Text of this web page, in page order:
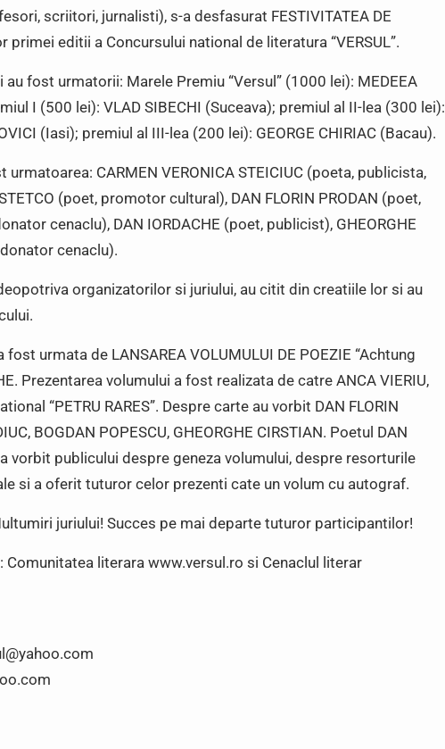
scriitori, jurnalisti), s-a desfasurat FESTIVITATEA DE
primei editii a Concursului national de literatura “VERSUL”.
au fost urmatorii: Marele Premiu “Versul” (1000 lei): MEDEEA
I (500 lei): VLAD SIBECHI (Suceava); premiul al II-lea (300 lei):
(Iasi); premiul al III-lea (200 lei): GEORGE CHIRIAC (Bacau).
CARMEN VERONICA STEICIUC (poeta, publicista,
(poet, promotor cultural), DAN FLORIN PRODAN (poet,
cenaclu), DAN IORDACHE (poet, publicist), GHEORGHE
cenaclu).
organizatorilor si juriului, au citit din creatiile lor si au
urmata de LANSAREA VOLUMULUI DE POEZIE “Achtung
Prezentarea volumului a fost realizata de catre ANCA VIERIU,
“PETRU RARES”. Despre carte au vorbit DAN FLORIN
BOGDAN POPESCU, GHEORGHE CIRSTIAN. Poetul DAN
vorbit publicului despre geneza volumului, despre resorturile
si a oferit tuturor celor prezenti cate un volum cu autograf.
juriului! Succes pe mai departe tuturor participantilor!
literara www.versul.ro si Cenaclul literar